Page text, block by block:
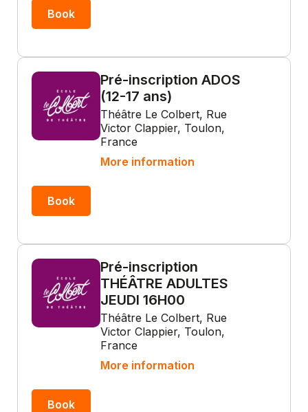
Book
Pré-inscription ADOS
(12-17 ans)
Théâtre Le Colbert, Rue
Victor Clappier, Toulon,
France
More information
Book
Pré-inscription
THÉÂTRE ADULTES
JEUDI 16H00
Théâtre Le Colbert, Rue
Victor Clappier, Toulon,
France
More information
Book